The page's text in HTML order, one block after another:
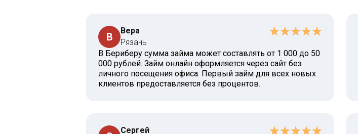
В
Вера
Рязань
В Бериберу сумма займа может составлять от 1 000 до 50
000 рублей. Займ онлайн оформляется через сайт без
личного посещения офиса. Первый займ для всех новых
клиентов предоставляется без процентов.
Сергей